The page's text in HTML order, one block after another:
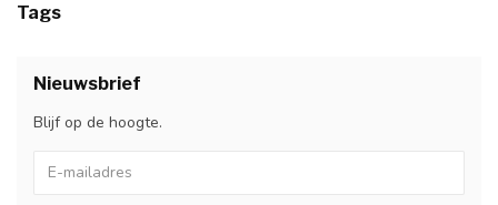
Tags
Nieuwsbrief
Blijf op de hoogte.